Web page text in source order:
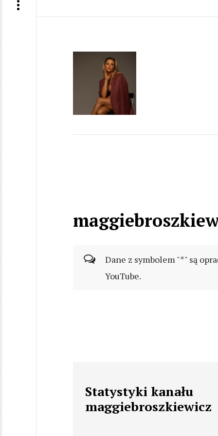
Dane z symbolem "*" są
YouTube.
Statystyki kanału
maggiebroszkiewicz